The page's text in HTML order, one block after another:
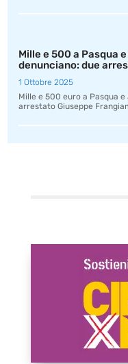
Mille e 500 a Pasqua
denunciano: due
1 Ottobre 2025
Mille e 500 euro a Pasqua
arrestato Giuseppe